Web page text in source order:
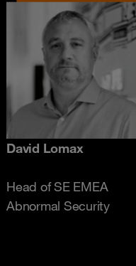
David Lomax
Head of SE EMEA
Abnormal Security